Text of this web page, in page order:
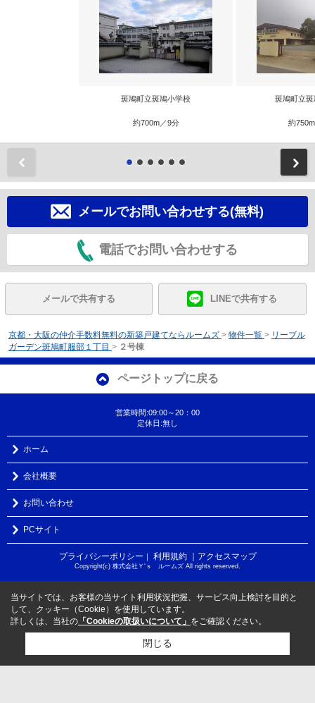
斑鳩町立斑鳩小学校
約700m／9分
斑鳩町立
約
メールでお問い合わせする(無料)
電話でお問い合わせする
メールで共有する LINEで共有する
京都・大阪の仲介手数料無料の新築戸建てならルームズ > 物件一覧 > リーブル
ガーデン斑鳩町服部１丁目 > ２号棟
ページトップに戻る
営業時間:09:00～20：00
定休日:無し
ホーム
会社概要
お問い合わせ
PCサイト
プライバシーポリシー ｜ 利用規約 ｜アクセスマップ
Copyright(c) 株式会社Ｙ‘ｓ ルームズ All rights reserved.
当サイトでは、お客様の当サイト利用状況把握、サービス向上検討を目的と
して、クッキー（Cookie）を使用しています。
詳しくは、当社の 「Cookieの取扱いについて」 をご確認ください。
閉じる